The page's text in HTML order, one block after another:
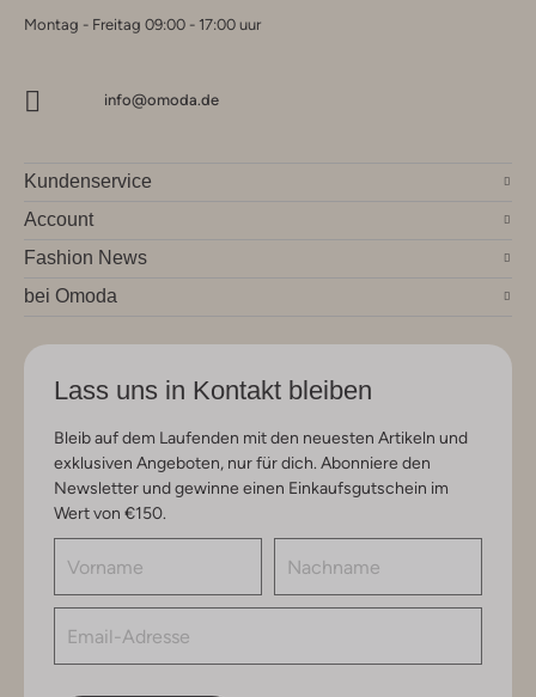
Montag - Freitag 09:00 - 17:00 uur
info@omoda.de
Kundenservice
Account
Fashion News
bei Omoda
Lass uns in Kontakt bleiben
Bleib auf dem Laufenden mit den neuesten Artikeln und
exklusiven Angeboten, nur für dich. Abonniere den
Newsletter und gewinne einen Einkaufsgutschein im
Wert von €150.